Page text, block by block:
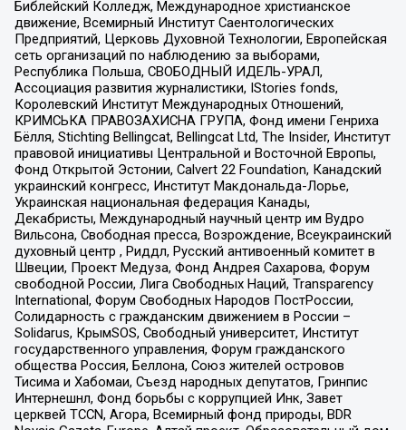
Библейский Колледж, Международное христианское
движение, Всемирный Институт Саентологических
Предприятий, Церковь Духовной Технологии, Европейская
сеть организаций по наблюдению за выборами,
Республика Польша, СВОБОДНЫЙ ИДЕЛЬ-УРАЛ,
Ассоциация развития журналистики, IStories fonds,
Королевский Институт Международных Отношений,
КРИМСЬКА ПРАВОЗАХИСНА ГРУПА, Фонд имени Генриха
Бёлля, Stichting Bellingcat, Bellingcat Ltd, The Insider, Институт
правовой инициативы Центральной и Восточной Европы,
Фонд Открытой Эстонии, Calvert 22 Foundation, Канадский
украинский конгресс, Институт Макдональда-Лорье,
Украинская национальная федерация Канады,
Декабристы, Международный научный центр им Вудро
Вильсона, Свободная пресса, Возрождение, Всеукраинский
духовный центр , Риддл, Русский антивоенный комитет в
Швеции, Проект Медуза, Фонд Андрея Сахарова, Форум
свободной России, Лига Свободных Наций, Transparеncy
International, Форум Свободных Народов ПостРоссии,
Солидарность с гражданским движением в России –
Solidarus, КрымSOS, Свободный университет, Институт
государственного управления, Форум гражданского
общества Россия, Беллона, Союз жителей островов
Тисима и Хабомаи, Съезд народных депутатов, Гринпис
Интернешнл, Фонд борьбы с коррупцией Инк, Завет
церквей TCCN, Агора, Всемирный фонд природы, BDR